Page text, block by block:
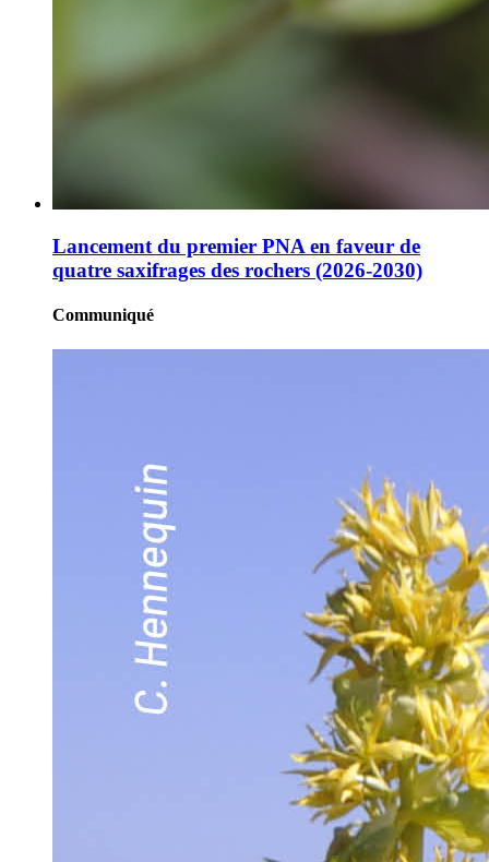
Lancement du premier PNA en faveur de
quatre saxifrages des rochers (2026-2030)
Communiqué